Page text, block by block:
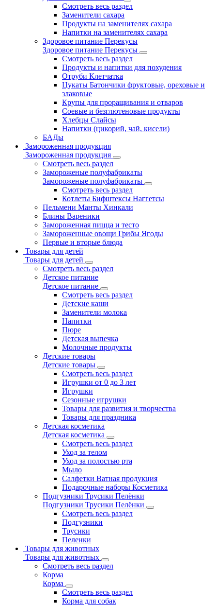
Смотреть весь раздел
Заменители сахара
Продукты на заменителях сахара
Напитки на заменителях сахара
Здоровое питание Перекусы
Здоровое питание Перекусы
Смотреть весь раздел
Продукты и напитки для похудения
Отруби Клетчатка
Цукаты Батончики фруктовые, ореховые и
злаковые
Крупы для проращивания и отваров
Соевые и безглютеновые продукты
Хлебцы Слайсы
Напитки (цикорий, чай, кисели)
БАДы
Замороженная продукция
Замороженная продукция
Смотреть весь раздел
Замороженые полуфабрикаты
Замороженые полуфабрикаты
Смотреть весь раздел
Котлеты Бифштексы Наггетсы
Пельмени Манты Хинкали
Блины Вареники
Замороженная пицца и тесто
Замороженные овощи Грибы Ягоды
Первые и вторые блюда
Товары для детей
Товары для детей
Смотреть весь раздел
Детское питание
Детское питание
Смотреть весь раздел
Детские каши
Заменители молока
Напитки
Пюре
Детская выпечка
Молочные продукты
Детские товары
Детские товары
Смотреть весь раздел
Игрушки от 0 до 3 лет
Игрушки
Сезонные игрушки
Товары для развития и творчества
Товары для праздника
Детская косметика
Детская косметика
Смотреть весь раздел
Уход за телом
Уход за полостью рта
Мыло
Салфетки Ватная продукция
Подарочные наборы Косметика
Подгузники Трусики Пелёнки
Подгузники Трусики Пелёнки
Смотреть весь раздел
Подгузники
Трусики
Пеленки
Товары для животных
Товары для животных
Смотреть весь раздел
Корма
Корма
Смотреть весь раздел
Корма для собак